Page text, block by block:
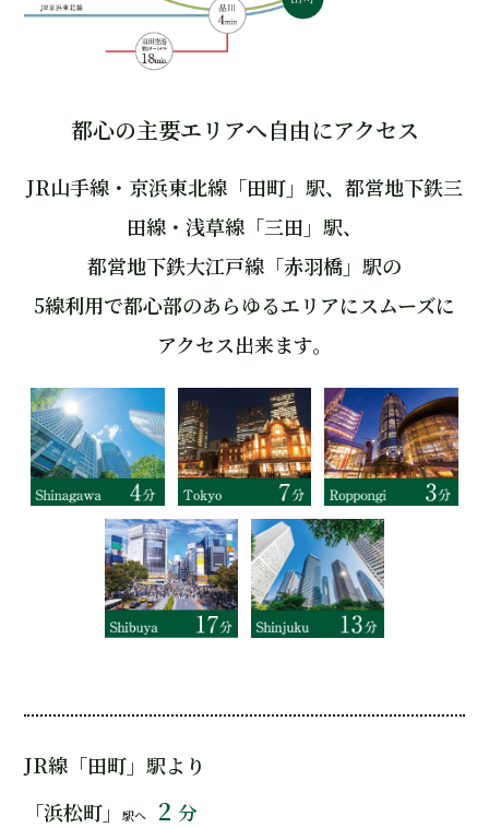
都心の主要エリアへ自由にアクセス
JR山手線・京浜東北線「田町」駅、都営地下鉄三
田線・浅草線「三田」駅、
都営地下鉄大江戸線「赤羽橋」駅の
5線利用で都心部のあらゆるエリアにスムーズに
アクセス出来ます。
JR線「田町」駅より
「浜松町」駅へ 2 分